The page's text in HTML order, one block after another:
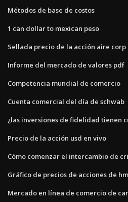
Métodos de base de costos
1 can dollar to mexican peso
Sellada precio de la acción aire corp
Informe del mercado de valores pdf
Competencia mundial de comercio
Cuenta comercial del día de schwab
¿las inversiones de fidelidad tienen
Precio de la acción usd en vivo
Cómo comenzar el intercambio de
Gráfico de precios de acciones de
Mercado en línea de comercio de